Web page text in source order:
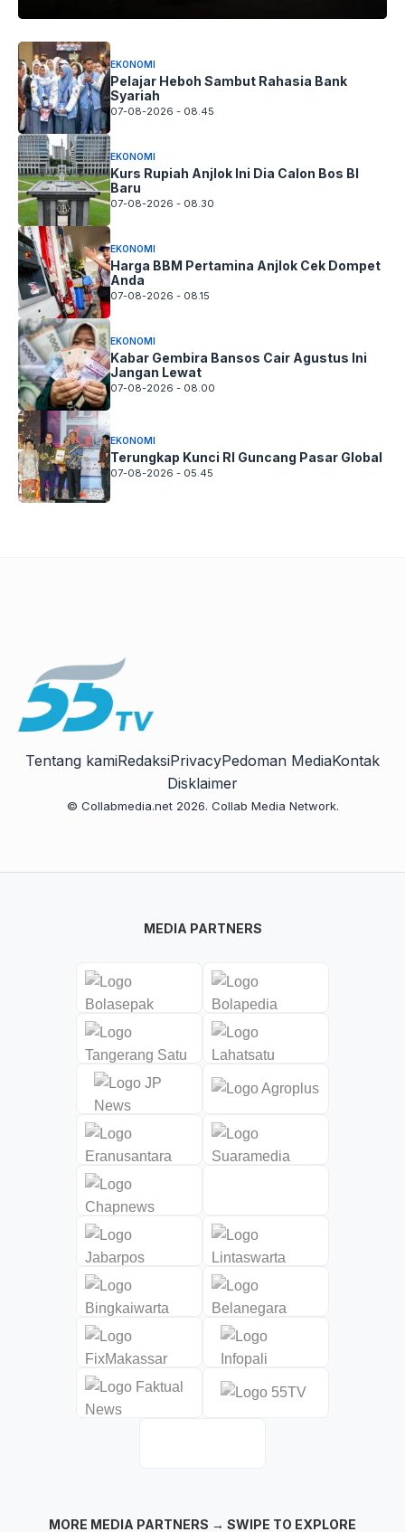
EKONOMI
Pelajar Heboh Sambut Rahasia Bank
Syariah
07-08-2026 - 08.45
EKONOMI
Kurs Rupiah Anjlok Ini Dia Calon Bos BI
Baru
07-08-2026 - 08.30
EKONOMI
Harga BBM Pertamina Anjlok Cek Dompet
Anda
07-08-2026 - 08.15
EKONOMI
Kabar Gembira Bansos Cair Agustus Ini
Jangan Lewat
07-08-2026 - 08.00
EKONOMI
Terungkap Kunci RI Guncang Pasar Global
07-08-2026 - 05.45
Tentang kamiRedaksiPrivacyPedoman MediaKontak
Disklaimer
© Collabmedia.net 2026. Collab Media Network.
MEDIA PARTNERS
MORE MEDIA PARTNERS → SWIPE TO EXPLORE